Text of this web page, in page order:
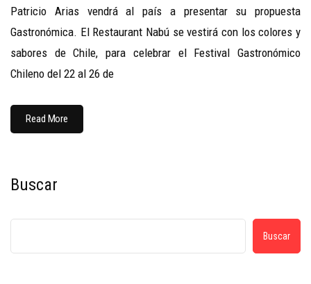
Patricio Arias vendrá al país a presentar su propuesta
Gastronómica. El Restaurant Nabú se vestirá con los colores y
sabores de Chile, para celebrar el Festival Gastronómico
Chileno del 22 al 26 de
Read More
Buscar
Buscar